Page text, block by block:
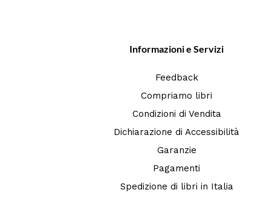
Informazioni e Servizi
Feedback
Compriamo libri
Condizioni di Vendita
Dichiarazione di Accessibilità
Garanzie
Pagamenti
Spedizione di libri in Italia